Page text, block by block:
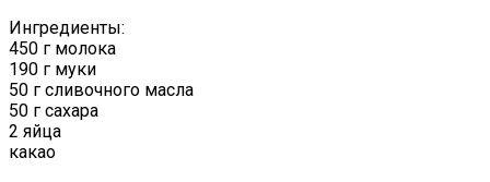
Ингредиенты:
450 г молока
190 г муки
50 г сливочного масла
50 г сахара
2 яйца
какао